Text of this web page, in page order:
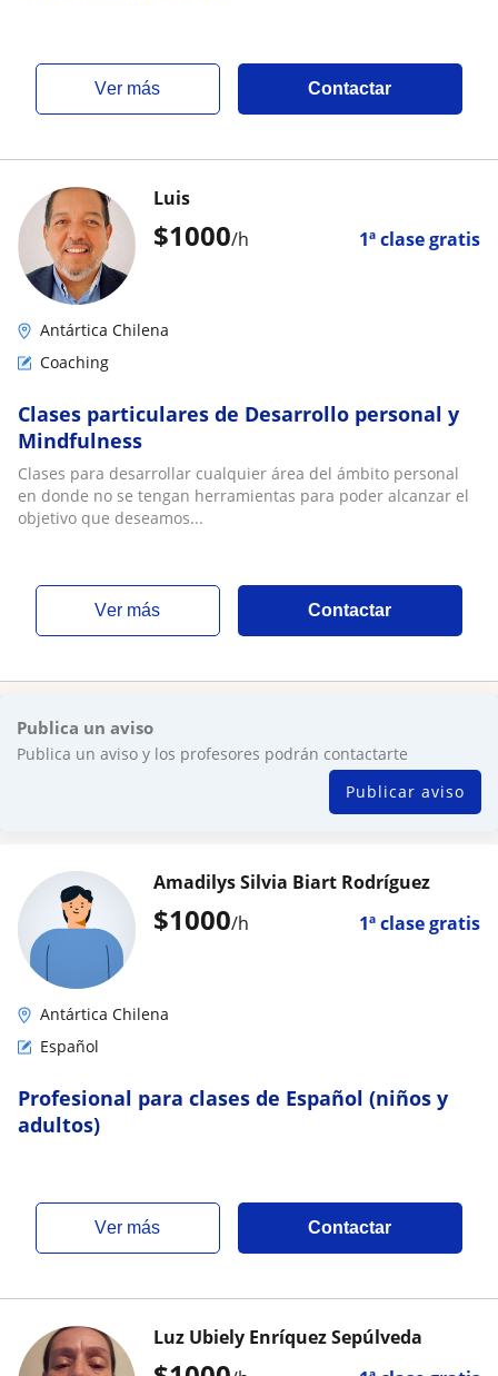
ver más Contactar
$1000/h 1ª clase gratis
Luis
Antártica Chilena
Coaching
Clases particulares de Desarrollo personal y
Mindfulness
Clases para desarrollar cualquier área del ámbito personal
en donde no se tengan herramientas para poder alcanzar el
objetivo que deseamos...
ver más Contactar
Publica un aviso
Publica un aviso y los profesores podrán contactarte
Publicar aviso
$1000/h 1ª clase gratis
Amadilys Silvia Biart Rodríguez
Antártica Chilena
Español
Profesional para clases de Español (niños y
adultos)
ver más Contactar
Luz Ubiely Enríquez Sepúlveda